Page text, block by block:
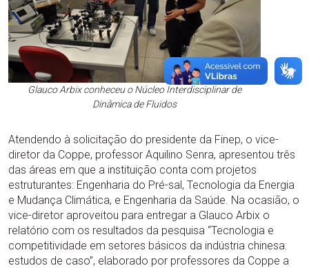
Glauco Arbix conheceu o Núcleo Interdisciplinar de
Dinâmica de Fluidos
Atendendo à solicitação do presidente da Finep, o vice-
diretor da Coppe, professor Aquilino Senra, apresentou três
das áreas em que a instituição conta com projetos
estruturantes: Engenharia do Pré-sal, Tecnologia da Energia
e Mudança Climática, e Engenharia da Saúde. Na ocasião, o
vice-diretor aproveitou para entregar a Glauco Arbix o
relatório com os resultados da pesquisa “Tecnologia e
competitividade em setores básicos da indústria chinesa:
estudos de caso”, elaborado por professores da Coppe a